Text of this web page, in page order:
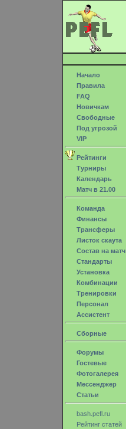
Начало
Правила
FAQ
Новичкам
Свободные
Под угрозой
VIP
Рейтинги
Турниры
Календарь
Матч в 21.00
Команда
Финансы
Трансферы
Листок скаута
Состав на матч
Стандарты
Установка
Комбинации
Тренировки
Персонал
Ассистент
Сборные
Форумы
Гостевые
Фотогалерея
Мессенджер
Статьи
bash.pefl.ru
Рейтинг статей